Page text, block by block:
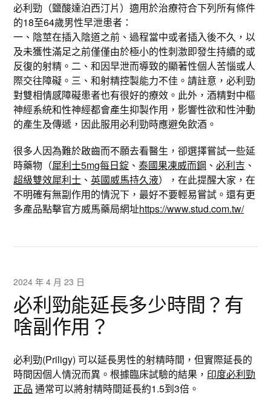
必利勁（鹽酸達泊西汀片）適用於治療符合下列所有條件
的18至64歲男性早泄患者：
一、陰莖在插入陰道之前、過程當中或者插入後不久，以
及未獲性滿足之前僅僅由於極小的性刺激即發生持續的或
反復的射精。二、和因早泄而導致的顯著性個人苦惱或人
際交往障礙。三、和射精控製能力不佳。請註意，必利勁
對雙相情感障礙患者也有很好的療效。此外，酒精對中樞
神經系統和性神經都會產生抑製作用，影響性欲和性沖動
的產生及傳遞，因此服用必利勁時應避免飲酒。
很多人因為難於啟齒而不願去看醫生，卻選擇嘗試一些延
時藥物（犀利士5mg每日錠 、泰國果凍威而鋼 、必利吉 、
超級雙效犀利士 、英國威馬持久液），在此提醒大家，在
不明確有無副作用的情況下，最好不要輕易嘗試。還有更
多產品點擊官方威馬藥局網址https://www.stud.com.tw/
2024 年 4 月 23 日
必利勁能延長多少時間？有
啥副作用？
必利勁(Priligy) 可以延長男性的射精時間，但實際延長的
時間因個人情況而異。根據臨床試驗的結果， 印度必利勁
正品 通常可以將射精時間延長約1.5到3倍。